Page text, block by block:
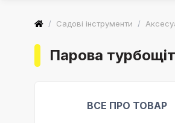
/ Садові інструменти /
Парова
ВСЕ ПРО ТОВАР